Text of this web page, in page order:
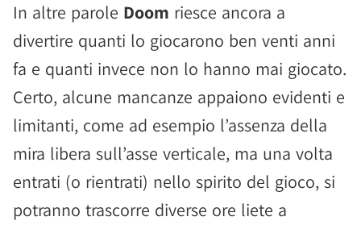
In altre parole Doom riesce ancora a
divertire quanti lo giocarono ben venti anni
fa e quanti invece non lo hanno mai giocato.
Certo, alcune mancanze appaiono evidenti e
limitanti, come ad esempio l’assenza della
mira libera sull’asse verticale, ma una volta
entrati (o rientrati) nello spirito del gioco, si
potranno trascorre diverse ore liete a